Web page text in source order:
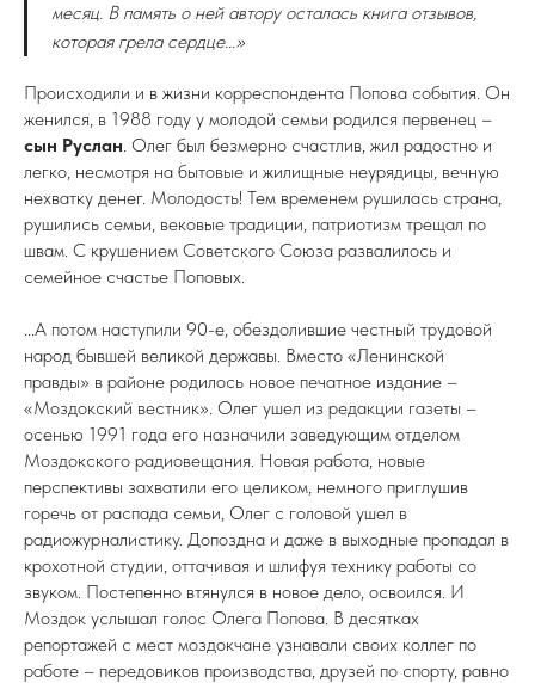
месяц. В память о ней автору осталась книга отзывов,
которая грела сердце...»
Происходили и в жизни корреспондента Попова события. Он
женился, в 1988 году у молодой семьи родился первенец –
сын Руслан. Олег был безмерно счастлив, жил радостно и
легко, несмотря на бытовые и жилищные неурядицы, вечную
нехватку денег. Молодость! Тем временем рушилась страна,
рушились семьи, вековые традиции, патриотизм трещал по
швам. С крушением Советского Союза развалилось и
семейное счастье Поповых.
...А потом наступили 90-е, обездолившие честный трудовой
народ бывшей великой державы. Вместо «Ленинской
правды» в районе родилось новое печатное издание –
«Моздокский вестник». Олег ушел из редакции газеты –
осенью 1991 года его назначили заведующим отделом
Моздокского радиовещания. Новая работа, новые
перспективы захватили его целиком, немного приглушив
горечь от распада семьи, Олег с головой ушел в
радиожурналистику. Допоздна и даже в выходные пропадал в
крохотной студии, оттачивая и шлифуя технику работы со
звуком. Постепенно втянулся в новое дело, освоился. И
Моздок услышал голос Олега Попова. В десятках
репортажей с мест моздокчане узнавали своих коллег по
работе – передовиков производства, друзей по спорту, равно